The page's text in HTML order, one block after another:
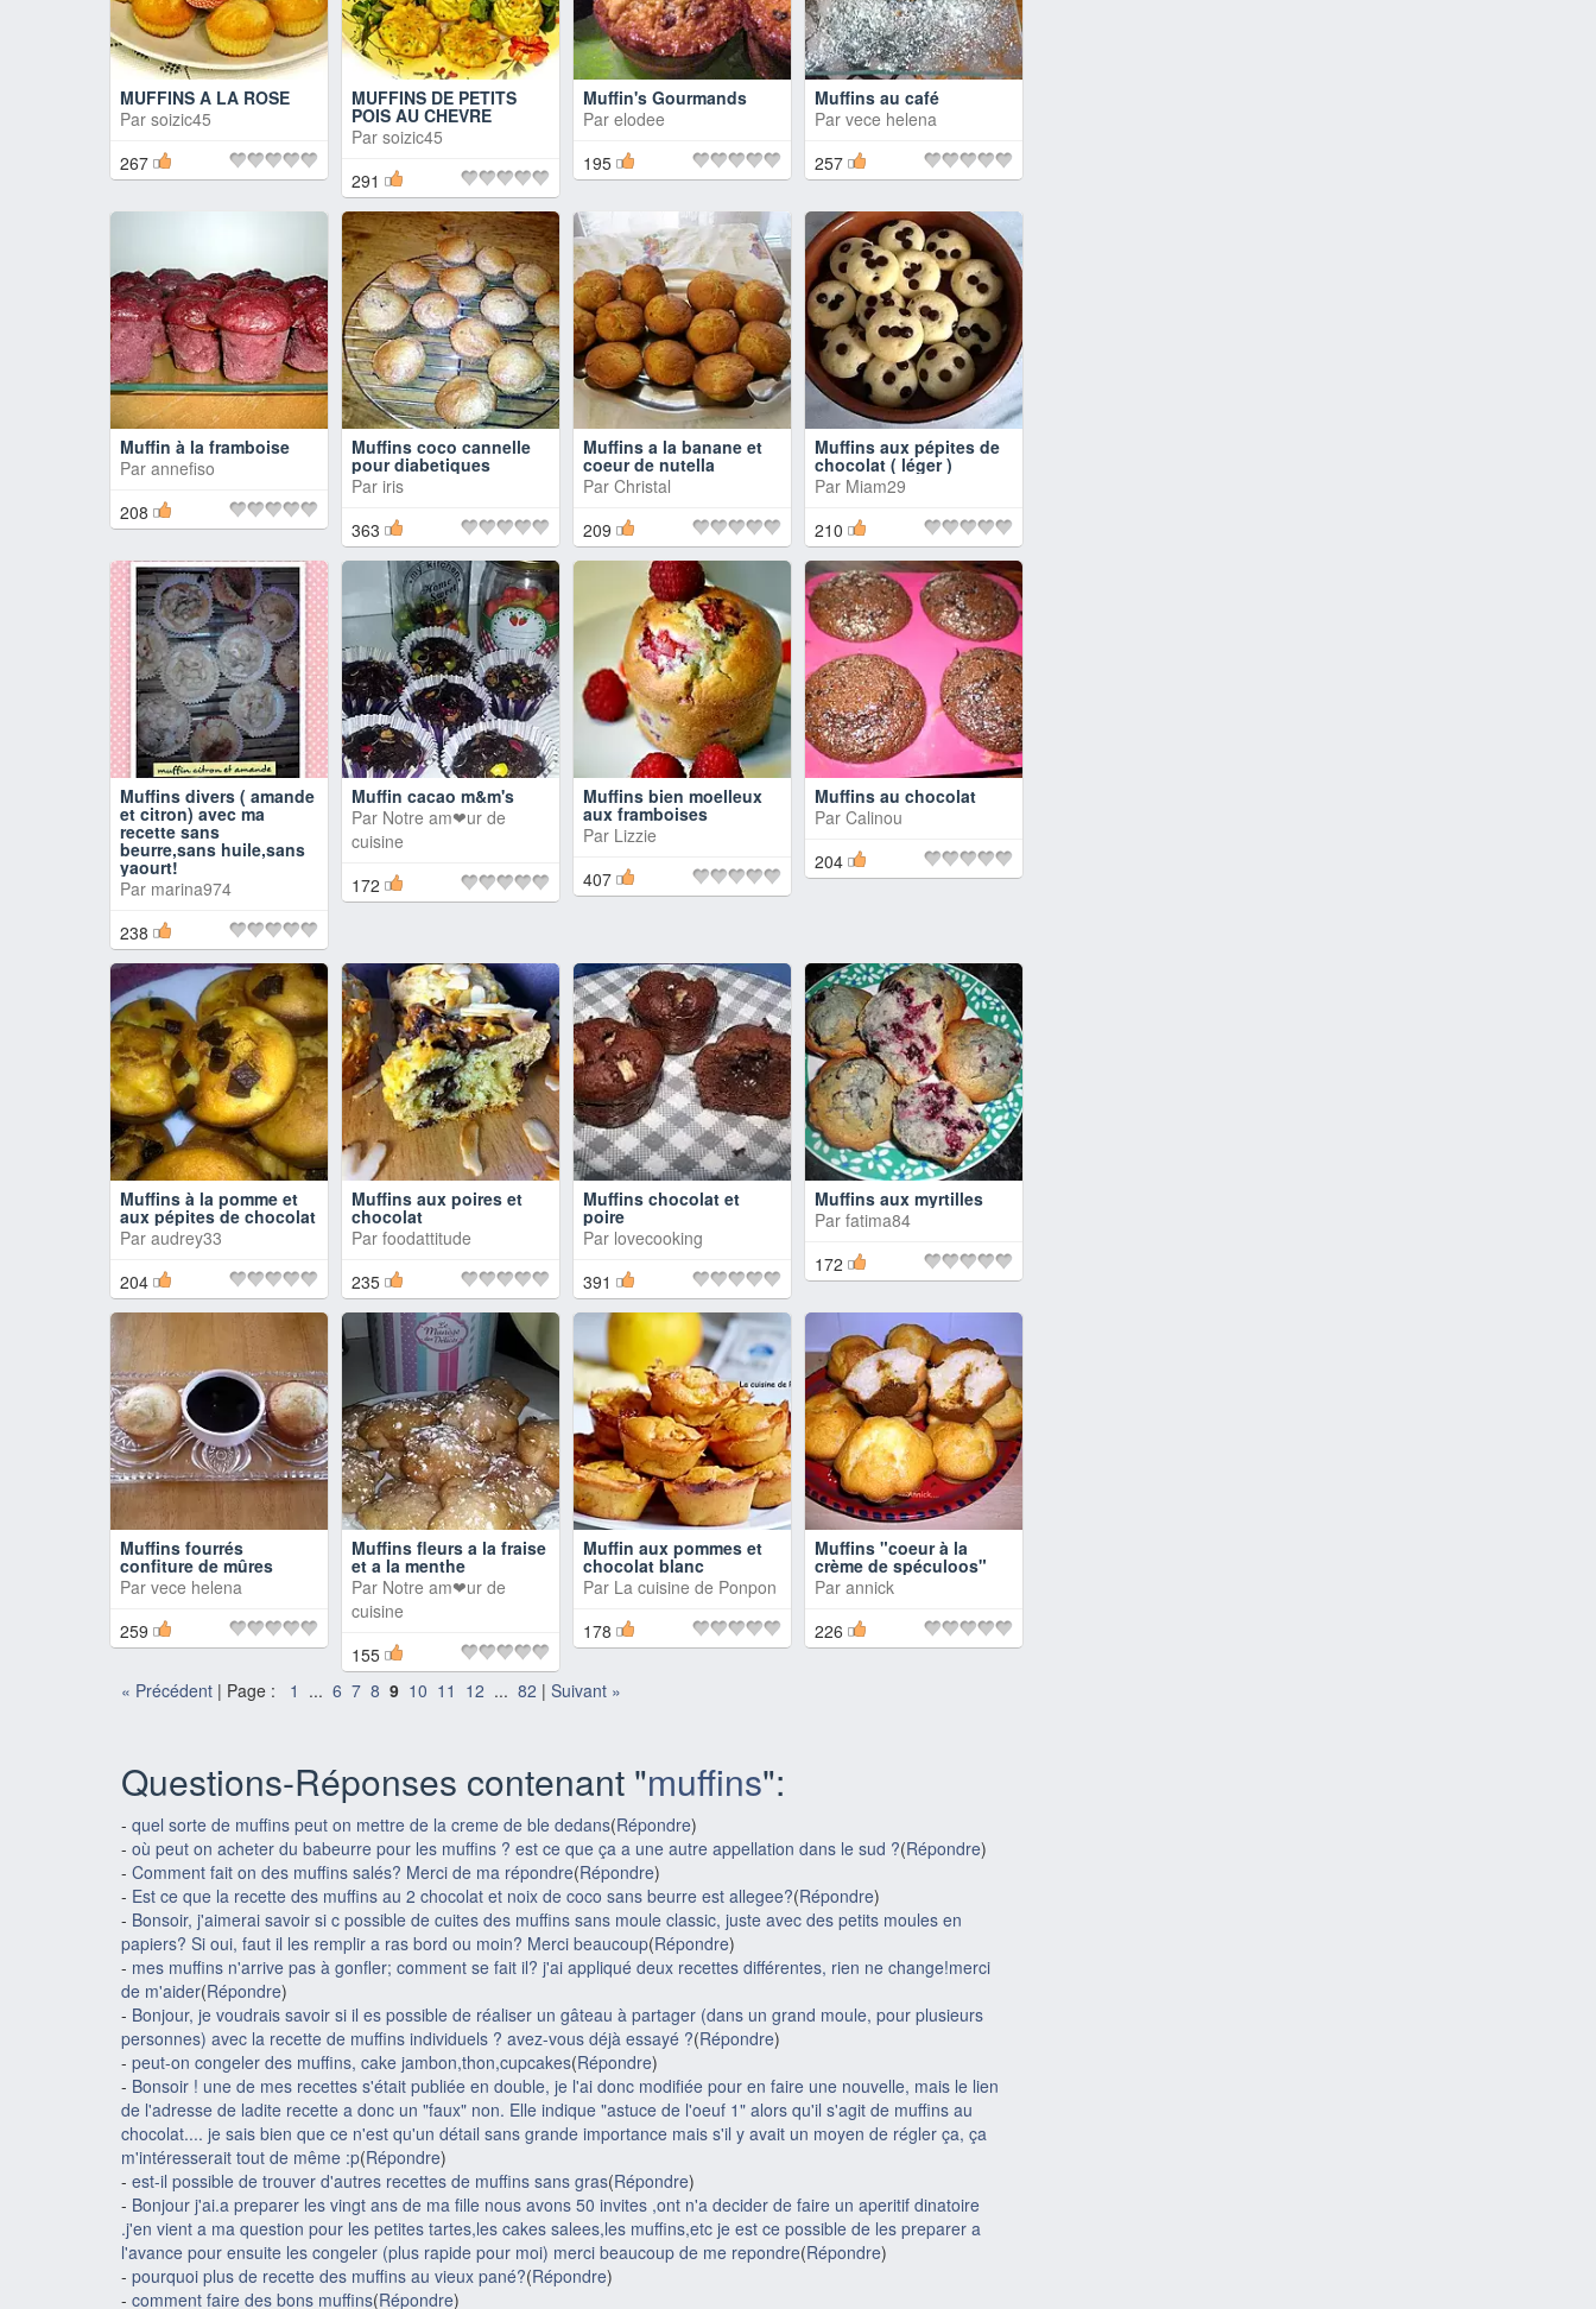
MUFFINS A LA ROSE
Par soizic45
267
MUFFINS DE PETITS
POIS AU CHEVRE
Par soizic45
291
Muffin's Gourmands
Par elodee
195
Muffins au café
Par vece helena
257
Muffin à la framboise
Par annefiso
208
Muffins coco cannelle
pour diabetiques
Par iris
363
Muffins a la banane et
coeur de nutella
Par Christal
209
Muffins aux pépites de
chocolat ( léger )
Par Miam29
210
Muffins divers ( amande
et citron) avec ma
recette sans
beurre,sans huile,sans
yaourt!
Par marina974
238
Muffin cacao m&m's
Par Notre am❤ur de
cuisine
172
Muffins bien moelleux
aux framboises
Par Lizzie
407
Muffins au chocolat
Par Calinou
204
Muffins à la pomme et
aux pépites de chocolat
Par audrey33
204
Muffins aux poires et
chocolat
Par foodattitude
235
Muffins chocolat et
poire
Par lovecooking
391
Muffins aux myrtilles
Par fatima84
172
Muffins fourrés
confiture de mûres
Par vece helena
259
Muffins fleurs a la fraise
et a la menthe
Par Notre am❤ur de
cuisine
155
Muffin aux pommes et
chocolat blanc
Par La cuisine de Ponpon
178
Muffins "coeur à la
crème de spéculoos"
Par annick
226
« Précédent | Page : 1 ... 6 7 8 9 10 11 12 ... 82 | Suivant »
Questions-Réponses contenant "muffins":
- quel sorte de muffins peut on mettre de la creme de ble dedans(Répondre)
- où peut on acheter du babeurre pour les muffins ? est ce que ça a une autre appellation dans le sud ?(Répondre)
- Comment fait on des muffins salés? Merci de ma répondre(Répondre)
- Est ce que la recette des muffins au 2 chocolat et noix de coco sans beurre est allegee?(Répondre)
- Bonsoir, j'aimerai savoir si c possible de cuites des muffins sans moule classic, juste avec des petits moules en
papiers? Si oui, faut il les remplir a ras bord ou moin? Merci beaucoup(Répondre)
- mes muffins n'arrive pas à gonfler; comment se fait il? j'ai appliqué deux recettes différentes, rien ne change!merci
de m'aider(Répondre)
- Bonjour, je voudrais savoir si il es possible de réaliser un gâteau à partager (dans un grand moule, pour plusieurs
personnes) avec la recette de muffins individuels ? avez-vous déjà essayé ?(Répondre)
- peut-on congeler des muffins, cake jambon,thon,cupcakes(Répondre)
- Bonsoir ! une de mes recettes s'était publiée en double, je l'ai donc modifiée pour en faire une nouvelle, mais le lien
de l'adresse de ladite recette a donc un "faux" non. Elle indique "astuce de l'oeuf 1" alors qu'il s'agit de muffins au
chocolat.... je sais bien que ce n'est qu'un détail sans grande importance mais s'il y avait un moyen de régler ça, ça
m'intéresserait tout de même :p(Répondre)
- est-il possible de trouver d'autres recettes de muffins sans gras(Répondre)
- Bonjour j'ai.a preparer les vingt ans de ma fille nous avons 50 invites ,ont n'a decider de faire un aperitif dinatoire
.j'en vient a ma question pour les petites tartes,les cakes salees,les muffins,etc je est ce possible de les preparer a
l'avance pour ensuite les congeler (plus rapide pour moi) merci beaucoup de me repondre(Répondre)
- pourquoi plus de recette des muffins au vieux pané?(Répondre)
- comment faire des bons muffins(Répondre)